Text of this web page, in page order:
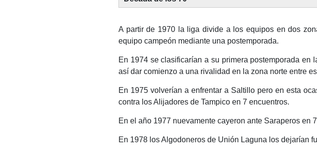
A partir de 1970 la liga divide a los equipos en dos
equipo campeón mediante una postemporada.
En 1974 se clasificarían a su primera postemporada
así dar comienzo a una rivalidad en la zona norte entre
En 1975 volverían a enfrentar a Saltillo pero en esta
contra los Alijadores de Tampico en 7 encuentros.
En el año 1977 nuevamente cayeron ante Saraperos en
En 1978 los Algodoneros de Unión Laguna los dejarían